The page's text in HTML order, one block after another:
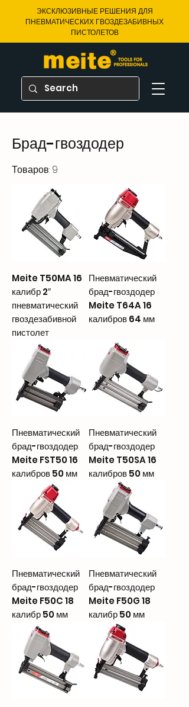
ЭКСКЛЮЗИВНЫЕ РЕШЕНИЯ ДЛЯ
ПНЕВМАТИЧЕСКИХ ГВОЗДЕЗАБИВНЫХ
ПИСТОЛЕТОВ
Брад-гвоздодер
Товаров: 9
Meite T50MA 16
калибр 2″
пневматический
гвоздезабивной
пистолет
Пневматический
брад-гвоздодер
Meite T64A 16
калибров 64 мм
Пневматический
брад-гвоздодер
Meite FST50 16
калибров 50 мм
Пневматический
брад-гвоздодер
Meite T50SA 16
калибров 50 мм
Пневматический
брад-гвоздодер
Meite F50C 18
калибр 50 мм
Пневматический
брад-гвоздодер
Meite F50G 18
калибр 50 мм